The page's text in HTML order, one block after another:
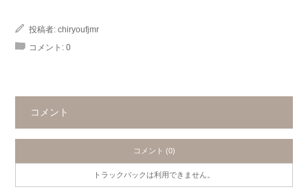
投稿者: chiryoufjmr
コメント: 0
コメント
コメント (0)
トラックバックは利用できません。